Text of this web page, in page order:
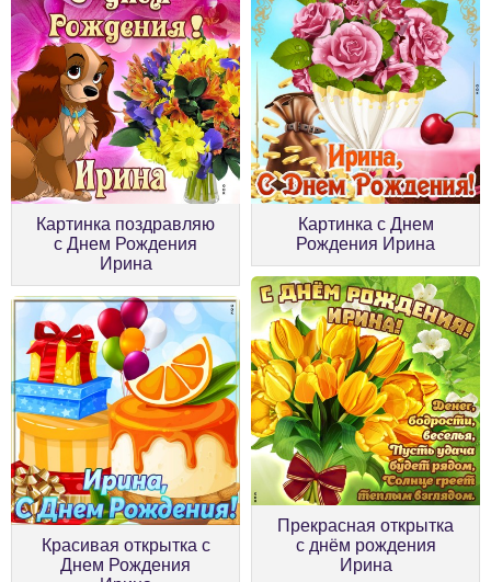
Картинка поздравляю
с Днем Рождения
Ирина
Картинка с Днем
Рождения Ирина
Красивая открытка с
Днем Рождения
Прекрасная открытка
с днём рождения
Ирина